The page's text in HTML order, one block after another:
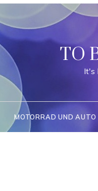
TO
It's
MOTORRAD UND AUTO